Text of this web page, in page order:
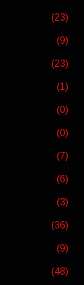
(23)
(9)
(23)
(1)
(0)
(0)
(7)
(6)
(3)
(36)
(9)
(48)